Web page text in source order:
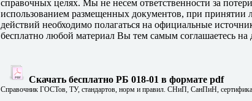
справочных целях. Мы не несем ответственности за
использованием размещенных документов, при принятии
действий необходимо полагаться на официальные
бесплатно любой материал Вы тем самым соглашаетесь на
Скачать бесплатно РБ 018-01 в формате pdf
Справочник ГОСТов, ТУ, стандартов, норм и правил. СНиП, СанПиН,